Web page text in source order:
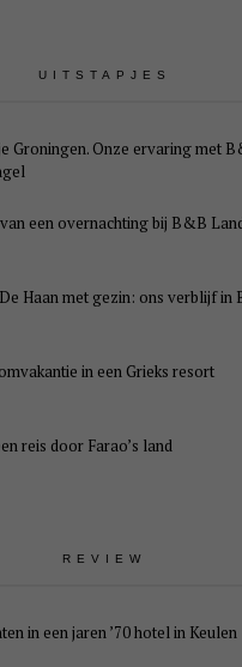
UITSTAPJES
Groningen. Onze ervaring met
een overnachting bij B&B
Haan met gezin: ons verblijf in
in een Grieks resort
reis door Farao’s land
REVIEW
in een jaren ’70 hotel in Keulen